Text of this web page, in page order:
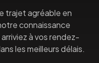
trajet agréable en
connaissance
à vos rendez-
les meilleurs délais.